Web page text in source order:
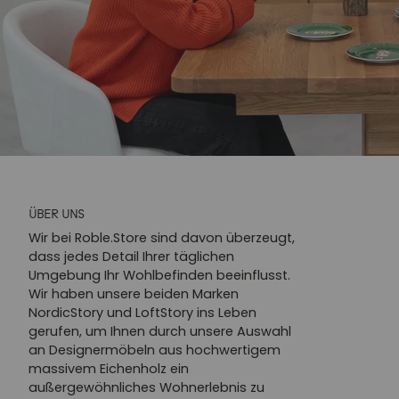
ÜBER UNS
Wir bei Roble.Store sind davon überzeugt,
dass jedes Detail Ihrer täglichen
Umgebung Ihr Wohlbefinden beeinflusst.
Wir haben unsere beiden Marken
NordicStory und LoftStory ins Leben
gerufen, um Ihnen durch unsere Auswahl
an Designermöbeln aus hochwertigem
massivem Eichenholz ein
außergewöhnliches Wohnerlebnis zu